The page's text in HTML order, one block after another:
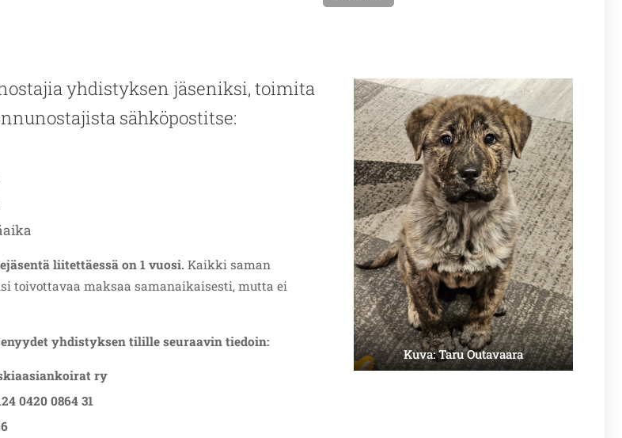
Kuva: Taru Outavaara
yhdistyksen jäseniksi, toimita
sähköpostitse:
liitettäessä on 1 vuosi. Kaikki saman
toivottavaa maksaa samanaikaisesti, mutta ei
yhdistyksen tilille seuraavin tiedoin:
ry
0420 0864 31